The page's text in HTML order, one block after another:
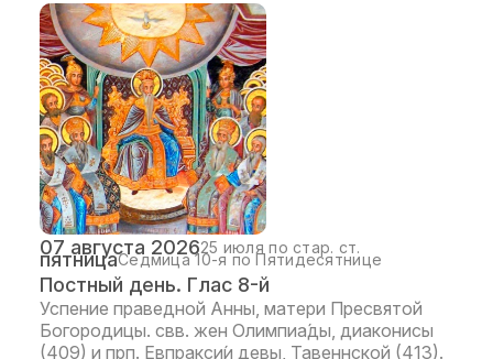
07 августа 202625 июля по стар. ст.
пятницаСедмица 10-я по Пятидесятнице
Постный день. Глас 8-й
Успение праведной Анны, матери Пресвятой
Богородицы. свв. жен Олимпиа́ды, диаконисы
(409) и прп. Евпракси́и девы, Тавеннской (413).